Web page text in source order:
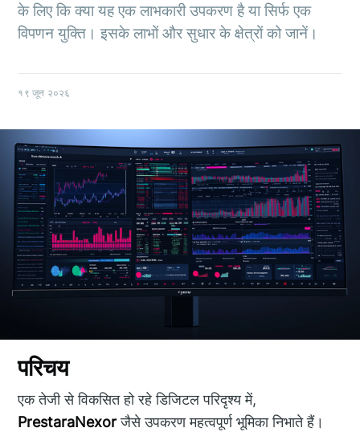
के लिए कि क्या यह एक लाभकारी उपकरण है या सिर्फ एक
विपणन युक्ति। इसके लाभों और सुधार के क्षेत्रों को जानें।
१९ जून २०२६
परिचय
एक तेजी से विकसित हो रहे डिजिटल परिदृश्य में,
PrestaraNexorजैसे उपकरण महत्वपूर्ण भूमिका निभाते हैं।